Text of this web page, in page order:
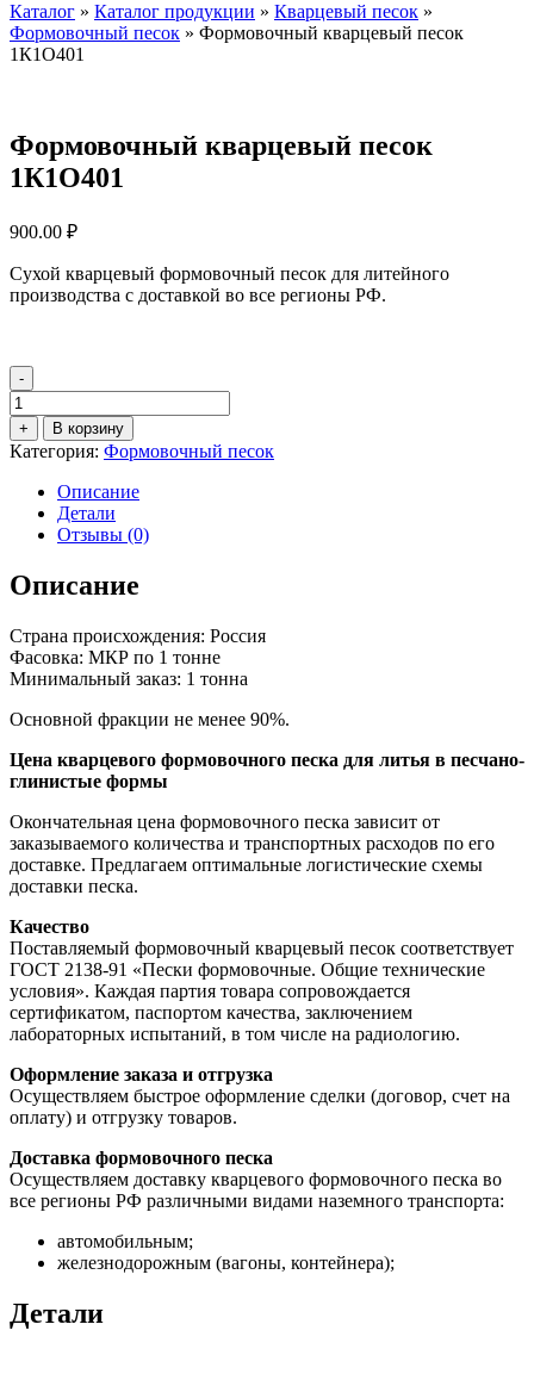
Каталог » Каталог продукции » Кварцевый песок »
Формовочный песок » Формовочный кварцевый песок
1К1О401
Формовочный кварцевый песок
1К1О401
900.00 ₽
Сухой кварцевый формовочный песок для литейного
производства с доставкой во все регионы РФ.
-
Количество
товара
Формовочный
кварцевый
песок
1К1О401
+ В корзину
Категория: Формовочный песок
Описание
Детали
Отзывы (0)
Описание
Страна происхождения: Россия
Фасовка: МКР по 1 тонне
Минимальный заказ: 1 тонна
Основной фракции не менее 90%.
Цена кварцевого формовочного песка для литья в песчано-
глинистые формы
Окончательная цена формовочного песка зависит от
заказываемого количества и транспортных расходов по его
доставке. Предлагаем оптимальные логистические схемы
доставки песка.
Качество
Поставляемый формовочный кварцевый песок соответствует
ГОСТ 2138-91 «Пески формовочные. Общие технические
условия». Каждая партия товара сопровождается
сертификатом, паспортом качества, заключением
лабораторных испытаний, в том числе на радиологию.
Оформление заказа и отгрузка
Осуществляем быстрое оформление сделки (договор, счет на
оплату) и отгрузку товаров.
Доставка формовочного песка
Осуществляем доставку кварцевого формовочного песка во
все регионы РФ различными видами наземного транспорта:
автомобильным;
железнодорожным (вагоны, контейнера);
Детали